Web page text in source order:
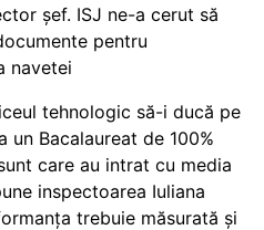
șef. ISJ ne-a cerut să
pentru
navetei
tehnologic să-i ducă pe
un Bacalaureat de 100%
care au intrat cu media
inspectoarea Iuliana
trebuie măsurată și